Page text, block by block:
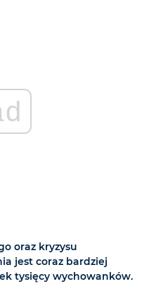
oraz kryzysu
jest coraz bardziej
tysięcy wychowanków.